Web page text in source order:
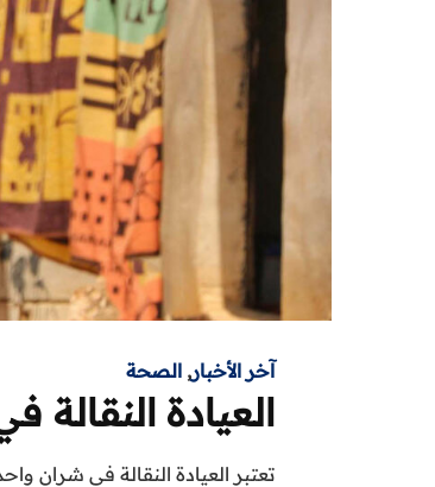
آخر الأخبار, الصحة
العيادة النقالة
تعتبر العيادة النقالة في شران